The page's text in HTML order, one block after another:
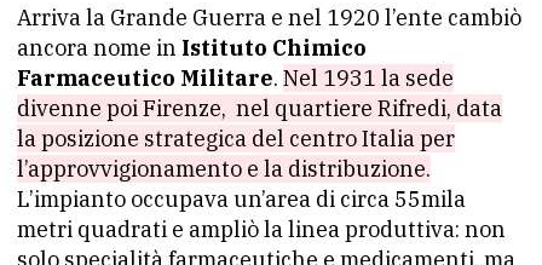
Arriva la Grande Guerra e nel 1920 l’ente cambiò
ancora nome in Istituto Chimico
Farmaceutico Militare. Nel 1931 la sede
divenne poi Firenze, nel quartiere Rifredi, data
la posizione strategica del centro Italia per
l’approvvigionamento e la distribuzione.
L’impianto occupava un’area di circa 55mila
metri quadrati e ampliò la linea produttiva: non